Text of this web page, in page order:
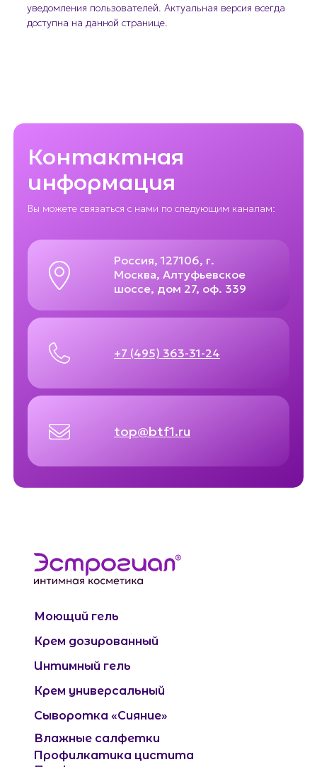
уведомления пользователей. Актуальная версия всегда
доступна на данной странице.
Вы можете связаться с нами по следующим каналам:
Контактная
информация
Россия, 127106, г.
Москва, Алтуфьевское
шоссе, дом 27, оф. 339
+7 (495) 363-31-24
top@btf1.ru
Моющий гель
Крем дозированный
Интимный гель
Влажные салфетки
Профилкатика цистита
Крем универсальный
Сыворотка «Сияние»